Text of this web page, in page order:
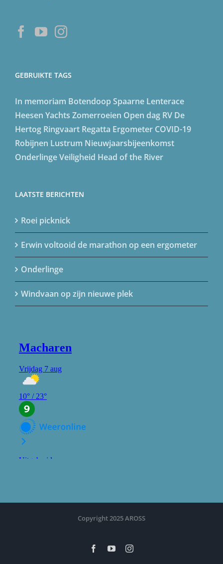
GEBRUIKTE TAGS
In memoriam Botendoop Spaarne Lenterace
Heesen Yachts Zomerroeien Open dag RV De
Hertog Ringvaart Regatta Ergometer COVID-19
Robijnen Lustrum Nieuwjaarsbijeenkomst
OnderlingeVeiligheid Head of the River
LAATSTE BERICHTEN
Roei picknick
Erwin voltooid de marathon op een ergometer
Onderlinge
Windvaan op zijn nieuwe plek
Copyright 2025 AROSS
FacebookYouTubeInstagram